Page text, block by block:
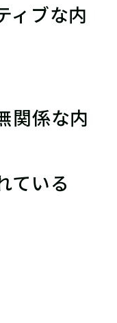
ィブな内
関係な内
ている